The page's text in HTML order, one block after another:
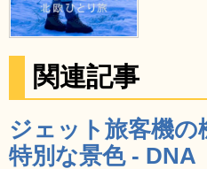
関連記事
ジェット旅客機
特別な景色 - DNA